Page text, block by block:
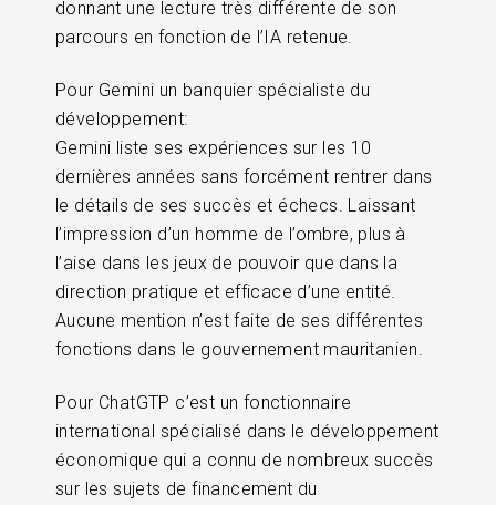
donnant une lecture très différente de son
parcours en fonction de l’IA retenue.
Pour Gemini un banquier spécialiste du
développement:
Gemini liste ses expériences sur les 10
dernières années sans forcément rentrer dans
le détails de ses succès et échecs. Laissant
l’impression d’un homme de l’ombre, plus à
l’aise dans les jeux de pouvoir que dans la
direction pratique et efficace d’une entité.
Aucune mention n’est faite de ses différentes
fonctions dans le gouvernement mauritanien.
Pour ChatGTP c’est un fonctionnaire
international spécialisé dans le développement
économique qui a connu de nombreux succès
sur les sujets de financement du